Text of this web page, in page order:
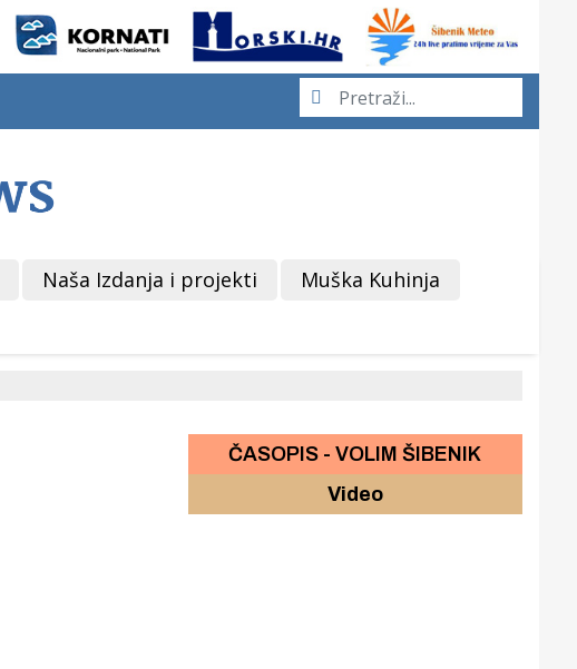
Naša Izdanja i projekti
Muška Kuhinja
ČASOPIS - VOLIM ŠIBENIK
Video